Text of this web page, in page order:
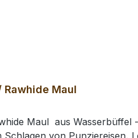
Rawhide Maul
Maul aus